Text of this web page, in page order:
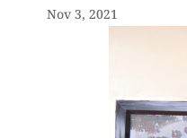
Nov 3, 2021